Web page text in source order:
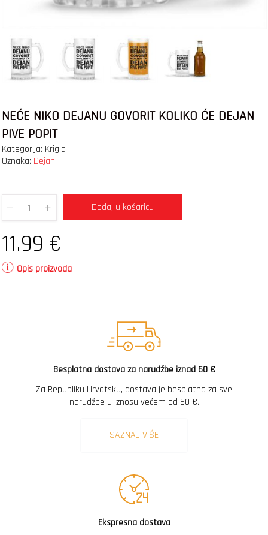
NEĆE NIKO DEJANU GOVORIT KOLIKO ĆE DEJAN
PIVE POPIT
Kategorija: Krigla
Oznaka: Dejan
Quantity
Dodaj u košaricu
11.99 €
Opis proizvoda
Besplatna dostava za narudžbe iznad 60 €
Za Republiku Hrvatsku, dostava je besplatna za sve
narudžbe u iznosu većem od 60 €.
SAZNAJ VIŠE
Ekspresna dostava